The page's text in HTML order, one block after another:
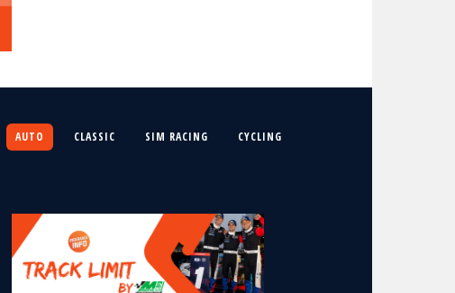
AUTO CLASSIC SIM RACING CYCLING